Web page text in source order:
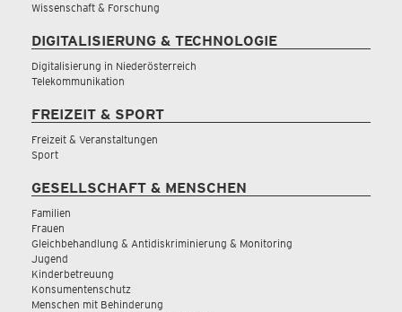
Wissenschaft & Forschung
DIGITALISIERUNG & TECHNOLOGIE
Digitalisierung in Niederösterreich
Telekommunikation
FREIZEIT & SPORT
Freizeit & Veranstaltungen
Sport
GESELLSCHAFT & MENSCHEN
Familien
Frauen
Gleichbehandlung & Antidiskriminierung & Monitoring
Jugend
Kinderbetreuung
Konsumentenschutz
Menschen mit Behinderung